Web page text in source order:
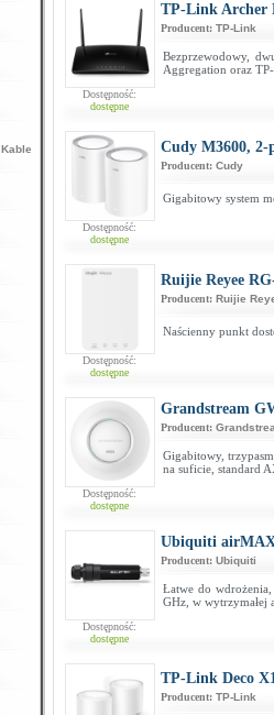
Kable
Dostępność:
dostępne
TP-Link Archer
Producent: TP-Link
Bezprzewodowy,
Aggregation oraz
Dostępność:
dostępne
Cudy M3600, 2-
Producent: Cudy
Gigabitowy system
Dostępność:
dostępne
Ruijie Reyee
Producent: Ruijie
Naścienny punkt
Dostępność:
dostępne
Grandstream
Producent:
Gigabitowy,
na suficie, standard
Dostępność:
dostępne
Ubiquiti
Producent: Ubiquiti
Łatwe do
GHz, w wytrzymałej
TP-Link Deco
Producent: TP-Link